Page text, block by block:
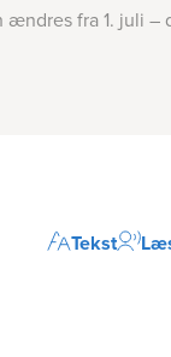
ændres fra 1. juli –
Tekst